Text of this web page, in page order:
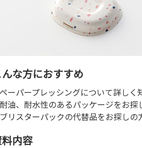
んな方におすすめ
ペーパープレッシングについて詳しく
耐油、耐水性のあるパッケージをお探
ブリスターパックの代替品をお探しの
内容